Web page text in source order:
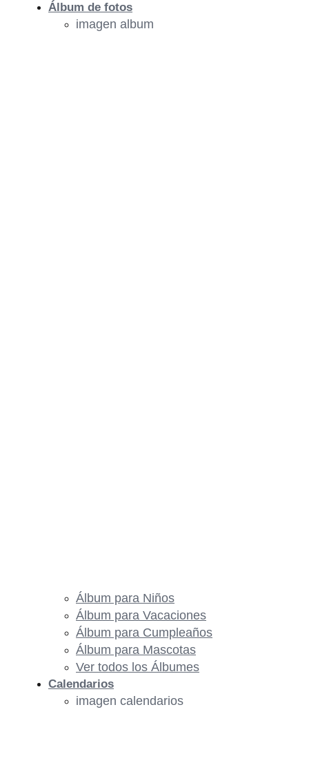
Álbum de fotos
imagen album
Álbum para Niños
Álbum para Vacaciones
Álbum para Cumpleaños
Álbum para Mascotas
Ver todos los Álbumes
Calendarios
imagen calendarios